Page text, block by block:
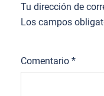
Tu dirección de
Los campos
Comentario *